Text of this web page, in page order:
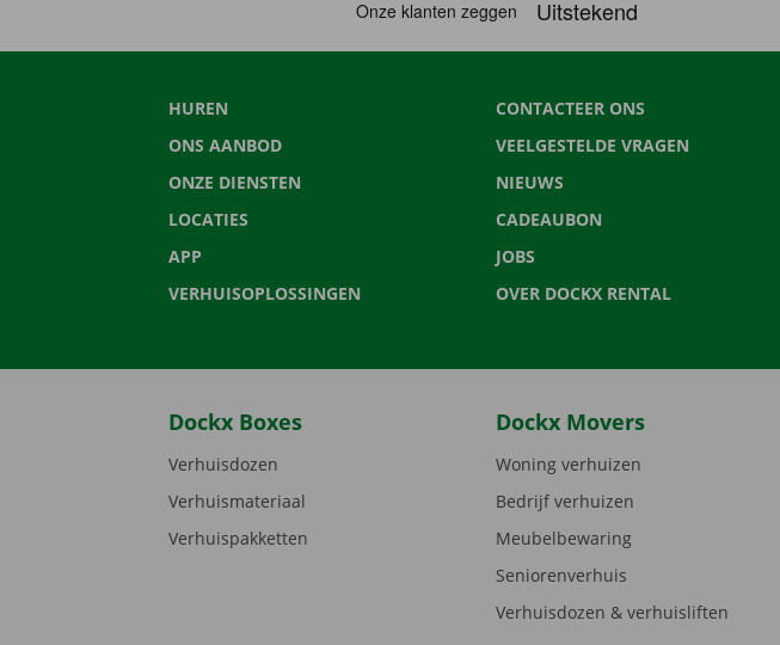
HUREN
ONS AANBOD
ONZE DIENSTEN
LOCATIES
APP
VERHUISOPLOSSINGEN
CONTACTEER ONS
VEELGESTELDE VRAGEN
NIEUWS
CADEAUBON
JOBS
OVER DOCKX RENTAL
Dockx Boxes
Verhuisdozen
Verhuismateriaal
Verhuispakketten
Dockx Movers
Woning verhuizen
Bedrijf verhuizen
Meubelbewaring
Seniorenverhuis
Verhuisdozen & verhuisliften